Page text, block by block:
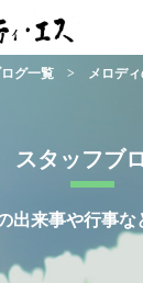
スタッフブ
出来事や行事な
グ一覧 > メロデ